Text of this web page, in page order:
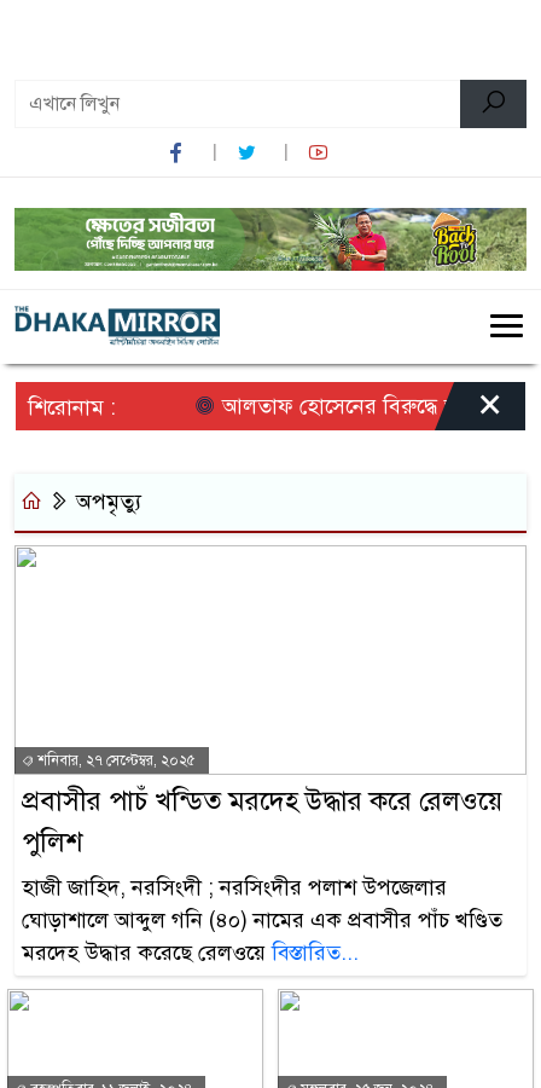
শিরোনাম : আলতাফ হোসেনের বিরুদ্ধে অপপ্রচারের
×
অপমৃত্যু
শনিবার, ২৭ সেপ্টেম্বর, ২০২৫
প্রবাসীর পাচঁ খন্ডিত মরদেহ উদ্ধার করে রেলওয়ে
পুলিশ
হাজী জাহিদ, নরসিংদী ; নরসিংদীর পলাশ উপজেলার
ঘোড়াশালে আব্দুল গনি (৪০) নামের এক প্রবাসীর পাঁচ খণ্ডিত
মরদেহ উদ্ধার করেছে রেলওয়েবিস্তারিত...